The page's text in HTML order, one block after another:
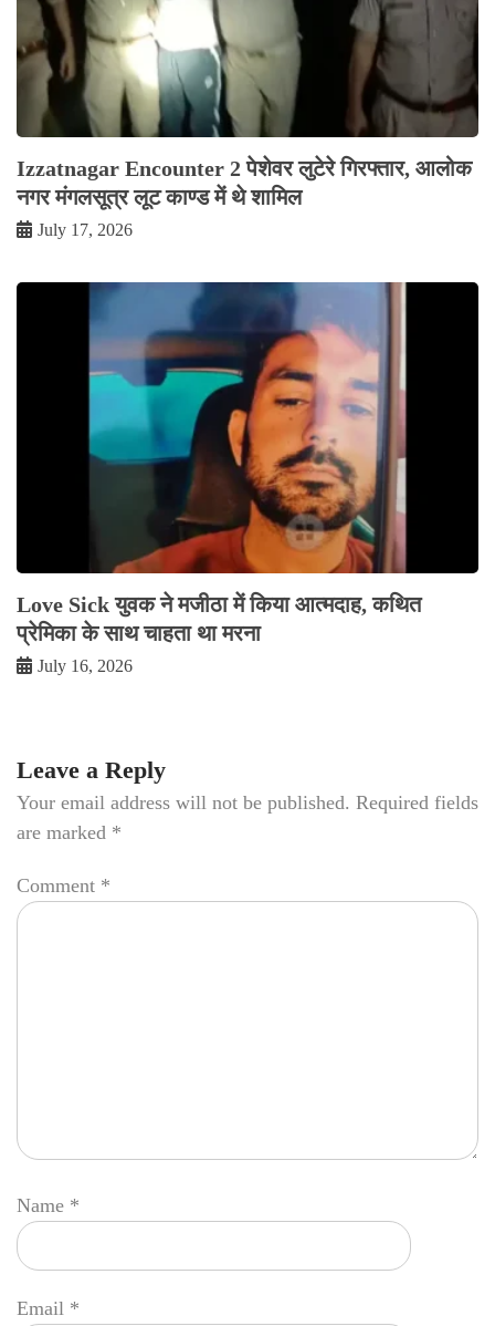
Izzatnagar Encounter 2 पेशेवर लुटेरे गिरफ्तार, आलोक
नगर मंगलसूत्र लूट काण्‍ड में थे शामिल
July 17, 2026
Love Sick युवक ने मजीठा में किया आत्मदाह, कथित
प्रेमिका के साथ चाहता था मरना
July 16, 2026
Leave a Reply
Your email address will not be published. Required fields
are marked *
Comment *
Name *
Email *